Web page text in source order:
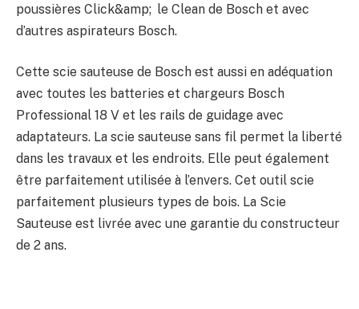
poussières Click&amp; le Clean de Bosch et avec
d’autres aspirateurs Bosch.
Cette scie sauteuse de Bosch est aussi en adéquation
avec toutes les batteries et chargeurs Bosch
Professional 18 V et les rails de guidage avec
adaptateurs. La scie sauteuse sans fil permet la liberté
dans les travaux et les endroits. Elle peut également
être parfaitement utilisée à l’envers. Cet outil scie
parfaitement plusieurs types de bois. La Scie
Sauteuse est livrée avec une garantie du constructeur
de 2 ans.